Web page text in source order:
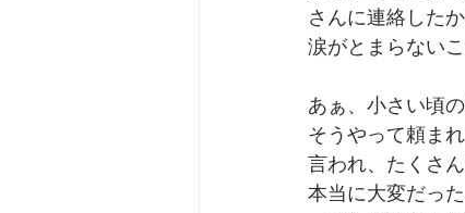
さんに連絡した
涙がとまらないこ
あぁ、小さい頃
そうやって頼ま
言われ、たくさ
本当に大変だっ